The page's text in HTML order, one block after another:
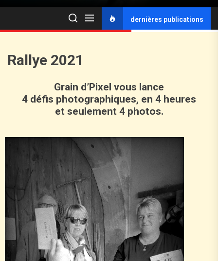
dernières publications
Rallye 2021
Grain d’Pixel vous lance
4 défis photographiques, en 4 heures
et seulement 4 photos.